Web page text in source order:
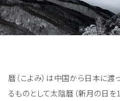
暦（こよみ）は中国から日本に渡
るものとして太陰暦（新月の日を